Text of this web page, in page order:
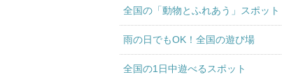
全国の「動物とふれあう」スポット
雨の日でもOK！全国の遊び場
全国の1日中遊べるスポット